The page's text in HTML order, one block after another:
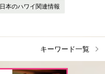
日本のハワイ関連情報
キーワード一覧